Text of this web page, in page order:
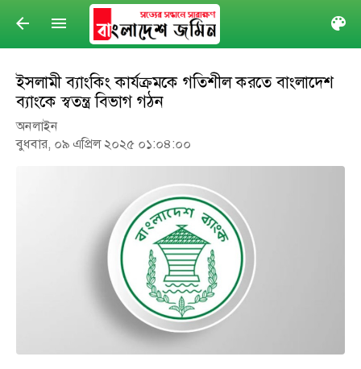
arrow_back menu
ইসলামী ব্যাংকিং কার্যক্রমকে গতিশীল করতে বাংলাদেশ
ব্যাংকে স্বতন্ত্র বিভাগ গঠন
অনলাইন
বুধবার, ০৯ এপ্রিল ২০২৫ ০১:০৪:০০